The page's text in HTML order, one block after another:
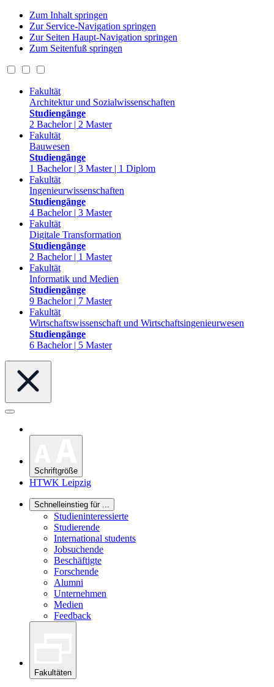
Zum Inhalt springen
Zur Service-Navigation springen
Zur Seiten Haupt-Navigation springen
Zum Seitenfuß springen
Fakultät
Architektur und Sozialwissenschaften
Studiengänge
2 Bachelor | 2 Master
Fakultät
Bauwesen
Studiengänge
1 Bachelor | 3 Master | 1 Diplom
Fakultät
Ingenieurwissenschaften
Studiengänge
4 Bachelor | 3 Master
Fakultät
Digitale Transformation
Studiengänge
2 Bachelor | 1 Master
Fakultät
Informatik und Medien
Studiengänge
9 Bachelor | 7 Master
Fakultät
Wirtschaftswissenschaft und Wirtschaftsingenieurwesen
Studiengänge
6 Bachelor | 5 Master
Schriftgröße
HTWK Leipzig
Schnelleinstieg für ...
Studieninteressierte
Studierende
International students
Jobsuchende
Beschäftigte
Forschende
Alumni
Unternehmen
Medien
Feedback
Fakultäten